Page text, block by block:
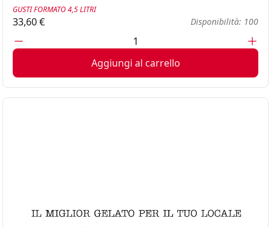
GUSTI FORMATO 4,5 LITRI
33,60 € Disponibilità: 100
Aggiungi al carrello